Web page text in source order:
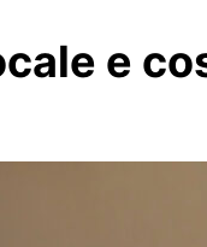
e